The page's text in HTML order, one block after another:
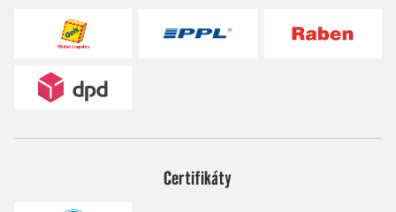
Certifikáty